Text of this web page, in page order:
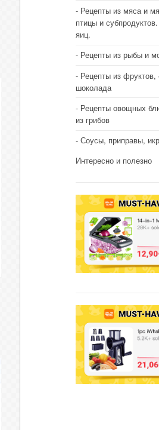
Рецепты из мяса и
птицы и
яиц.
Рецепты из рыбы и
Рецепты из фруктов,
шоколада
Рецепты овощных
из грибов
Соусы, приправы,
Интересно и полезно